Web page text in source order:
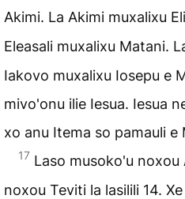
Akimi. La Akimi muxalixu
Eleasali muxalixu Matani.
Iakovo muxalixu Iosepu e
mivo'onu ilie Iesua. Iesua
xo anu Itema so pamauli
17 Laso musoko'u noxou
noxou Teviti la lasilili 14.